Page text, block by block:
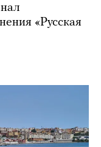
«Русская